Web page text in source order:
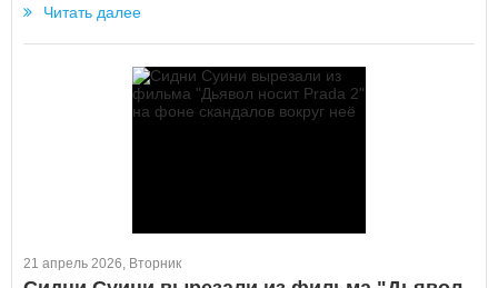
Читать далее
21 апрель 2026, Вторник